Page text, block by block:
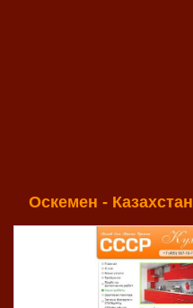
Оскемен - Казахстан